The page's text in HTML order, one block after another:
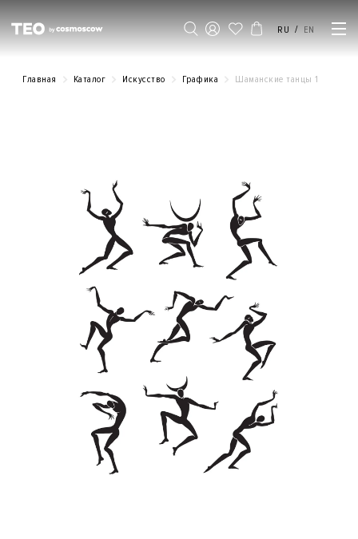
RU / EN
Главная Каталог Искусство Графика Шаманские танцы 1